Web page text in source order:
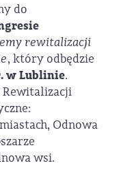
do
rewitalizacji
, który odbędzie
w Lublinie.
Rewitalizacji
Odnowa
wsi.